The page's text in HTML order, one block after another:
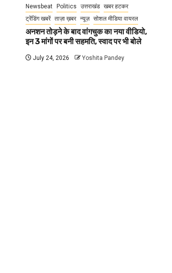
Newsbeat Politics उत्तराखंड खबर हटकर
ट्रेंडिंग खबरें ताज़ा ख़बर न्यूज़ सोशल मीडिया वायरल
अनशन तोड़ने के बाद वांगचुक का नया वीडियो,
इन 3 मांगों पर बनी सहमति, स्वाद पर भी बोले
July 24, 2026 Yoshita Pandey